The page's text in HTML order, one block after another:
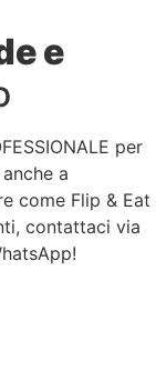
e
per
a
come Flip & Eat
contattaci via